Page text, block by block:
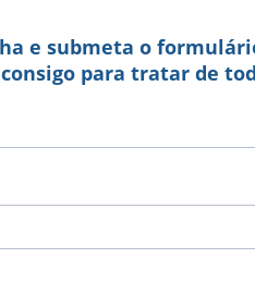
e submeta o
para tratar de